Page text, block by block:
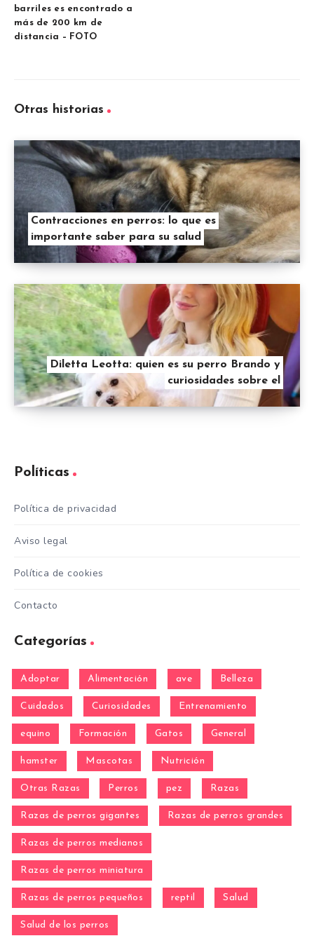
barriles es encontrado a
más de 200 km de
distancia – FOTO
Otras historias
Contracciones en perros: lo que es
importante saber para su salud
Diletta Leotta: quien es su perro Brando y
curiosidades sobre el
Políticas
Política de privacidad
Aviso legal
Política de cookies
Contacto
Categorías
Adoptar Alimentación ave Belleza
Cuidados Curiosidades Entrenamiento
equino Formación Gatos General
hamster Mascotas Nutrición
Otras Razas Perros pez Razas
Razas de perros gigantes Razas de perros grandes
Razas de perros medianos
Razas de perros miniatura
Razas de perros pequeños reptil Salud
Salud de los perros